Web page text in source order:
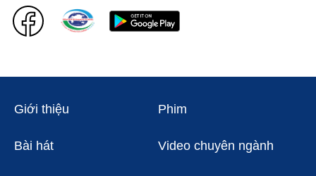
Giới thiệu Phim
Bài hát Video chuyên ngành